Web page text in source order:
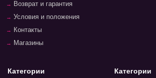
Возврат и гарантия
Условия и положения
Контакты
Магазины
Категории Категории